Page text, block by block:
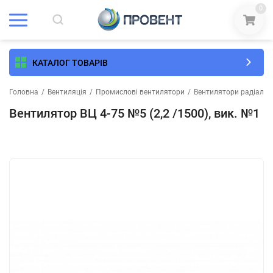
0
КАТАЛОГ ТОВАРІВ
Головна / Вентиляція / Промислові вентилятори / Вентилятори
Вентилятор ВЦ 4-75 №5 (2,2 /1500), вик. №1